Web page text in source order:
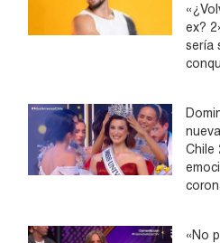
ex?
sería
Chile
«No